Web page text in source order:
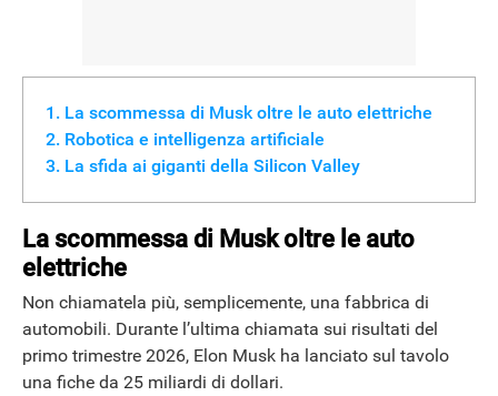
La scommessa di Musk oltre le auto elettriche
Robotica e intelligenza artificiale
La sfida ai giganti della Silicon Valley
La scommessa di Musk oltre le auto
elettriche
Non chiamatela più, semplicemente, una fabbrica di
automobili. Durante l’ultima chiamata sui risultati del
primo trimestre 2026, Elon Musk ha lanciato sul tavolo
una fiche da 25 miliardi di dollari.